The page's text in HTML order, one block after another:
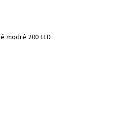
modré 200 LED